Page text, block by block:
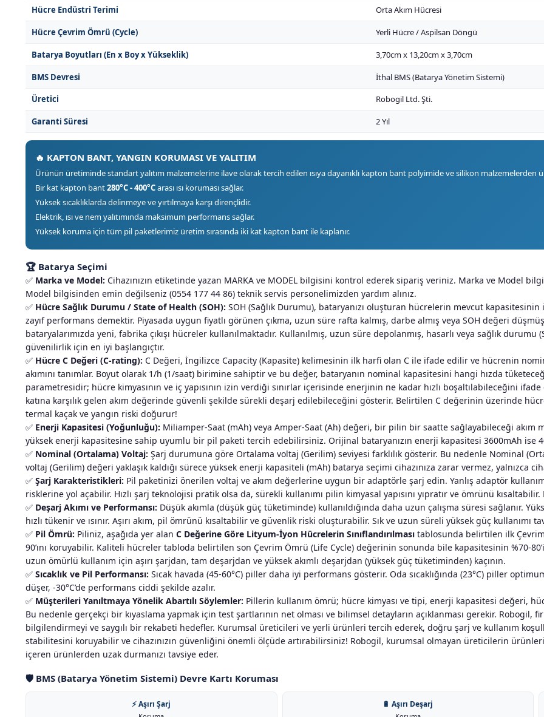
Hücre Endüstri Terimi Orta Akım Hücresi
Hücre Çevrim Ömrü (Cycle) Yerli Hücre / Aspilsan Döngü
Batarya Boyutları (En x Boy x Yükseklik) 3,70cm x 13,20cm x 3,70cm
BMS Devresi
İthal BMS (Batarya Yönetim Sistemi)
Üretici
Robogil Ltd. Şti.
Garanti Süresi 2 Yıl
🔥 KAPTON BANT, YANGIN KORUMASI VE YALITIM
Ürünün üretiminde standart yalıtım malzemelerine ilave olarak tercih edilen ısıya dayanıklı kapton bant polyimide ve silikon malzemelerden
Bir kat kapton bant280°C - 400°Carası ısı koruması sağlar.
Yüksek sıcaklıklarda delinmeye ve yırtılmaya karşı dirençlidir.
Elektrik, ısı ve nem yalıtımında maksimum performans sağlar.
Yüksek koruma için tüm pil paketlerimiz üretim sırasında iki kat kapton bant ile kaplanır.
🏆 Batarya Seçimi
✅ Marka ve Model: Cihazınızın etiketinde yazan MARKA ve MODEL bilgisini kontrol ederek sipariş veriniz. Marka ve Model
Model bilgisinden emin değilseniz (0554 177 44 86) teknik servis personelimizden yardım alınız.
✅ Hücre Sağlık Durumu / State of Health (SOH): SOH (Sağlık Durumu), bataryanızı oluşturan hücrelerin mevcut
zayıf performans demektir. Piyasada uygun fiyatlı görünen çıkma, uzun süre rafta kalmış, darbe almış veya SOH değeri
bataryalarımızda yeni, fabrika çıkışı hücreler kullanılmaktadır. Kullanılmış, uzun süre depolanmış, hasarlı veya sağlık
güvenilirlik için en iyi başlangıçtır.
✅ Hücre C Değeri (C-rating): C Değeri, İngilizce Capacity (Kapasite) kelimesinin ilk harfi olan C ile ifade edilir ve hücrenin
akımını tanımlar. Boyut olarak 1/h (1/saat) birimine sahiptir ve bu değer, bataryanın nominal kapasitesini hangi hızda
parametresidir; hücre kimyasının ve iç yapısının izin verdiği sınırlar içerisinde enerjinin ne kadar hızlı boşaltılabileceğini
katına karşılık gelen akım değerinde güvenli şekilde sürekli deşarj edilebileceğini gösterir. Belirtilen C değerinin üzerinde
termal kaçak ve yangın riski doğurur!
✅ Enerji Kapasitesi (Yoğunluğu): Miliamper-Saat (mAh) veya Amper-Saat (Ah) değeri, bir pilin bir saatte sağlayabileceği akım
yüksek enerji kapasitesine sahip uyumlu bir pil paketi tercih edebilirsiniz. Orijinal bataryanızın enerji kapasitesi 3600mAh ise
✅ Nominal (Ortalama) Voltaj: Şarj durumuna göre Ortalama voltaj (Gerilim) seviyesi farklılık gösterir. Bu nedenle Nominal
voltaj (Gerilim) değeri yaklaşık kaldığı sürece yüksek enerji kapasiteli (mAh) batarya seçimi cihazınıza zarar vermez, yalnızca
✅ Şarj Karakteristikleri: Pil paketinizi önerilen voltaj ve akım değerlerine uygun bir adaptörle şarj edin. Yanlış adaptör
risklerine yol açabilir. Hızlı şarj teknolojisi pratik olsa da, sürekli kullanımı pilin kimyasal yapısını yıpratır ve ömrünü
✅ Deşarj Akımı ve Performansı: Düşük akımla (düşük güç tüketiminde) kullanıldığında daha uzun çalışma süresi sağlanır.
hızlı tükenir ve ısınır. Aşırı akım, pil ömrünü kısaltabilir ve güvenlik riski oluşturabilir. Sık ve uzun süreli yüksek güç kullanımı
✅ Pil Ömrü: Piliniz, aşağıda yer alan C Değerine Göre Lityum-İyon Hücrelerin Sınıflandırılması tablosunda belirtilen ilk
90’ını koruyabilir. Kaliteli hücreler tabloda belirtilen son Çevrim Ömrü (Life Cycle) değerinin sonunda bile kapasitesinin %70-
uzun ömürlü kullanım için aşırı şarjdan, tam deşarjdan ve yüksek akımlı deşarjdan (yüksek güç tüketiminden) kaçının.
✅ Sıcaklık ve Pil Performansı: Sıcak havada (45-60°C) piller daha iyi performans gösterir. Oda sıcaklığında (23°C) piller
düşer, -30°C’de performans ciddi şekilde azalır.
✅ Müşterileri Yanıltmaya Yönelik Abartılı Söylemler: Pillerin kullanım ömrü; hücre kimyası ve tipi, enerji kapasitesi değeri,
Bu nedenle gerçekçi bir kıyaslama yapmak için test şartlarının net olması ve bilimsel detayların açıklanması gerekir.
bilgilendirmeyi ve saygılı bir rekabeti hedefler. Kurumsal üreticileri ve yerli ürünleri tercih ederek, doğru şarj ve kullanım
stabilitesini koruyabilir ve cihazınızın güvenliğini önemli ölçüde artırabilirsiniz! Robogil, kurumsal olmayan üreticilerin
içeren ürünlerden uzak durmanızı tavsiye eder.
🛡 BMS (Batarya Yönetim Sistemi) Devre Kartı Koruması
⚡ Aşırı Şarj 🔋 Aşırı Deşarj